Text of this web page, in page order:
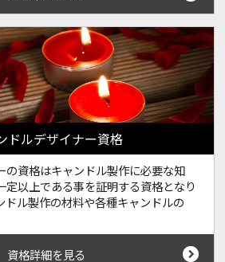
ドルデザイナー資格
の資格はキャンドル製作に必要な知
定以上である事を証明する資格となり
ドル製作の材料や各種キャンドルの
資格詳細を見る